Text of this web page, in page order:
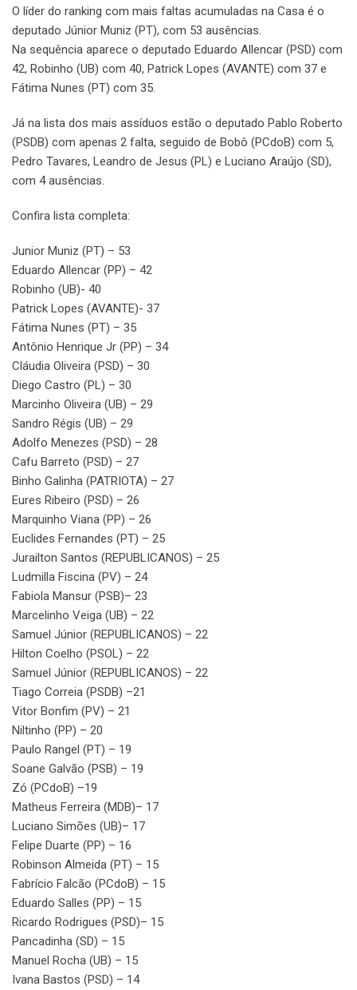
O líder do ranking com mais faltas acumuladas na Casa é o
deputado Júnior Muniz (PT), com 53 ausências.
Na sequência aparece o deputado Eduardo Allencar (PSD) com
42, Robinho (UB) com 40, Patrick Lopes (AVANTE) com 37 e
Fátima Nunes (PT) com 35.
Já na lista dos mais assíduos estão o deputado Pablo Roberto
(PSDB) com apenas 2 falta, seguido de Bobô (PCdoB) com 5,
Pedro Tavares, Leandro de Jesus (PL) e Luciano Araújo (SD),
com 4 ausências.
Confira lista completa:
Junior Muniz (PT) – 53
Eduardo Allencar (PP) – 42
Robinho (UB)- 40
Patrick Lopes (AVANTE)- 37
Fátima Nunes (PT) – 35
Antônio Henrique Jr (PP) – 34
Cláudia Oliveira (PSD) – 30
Diego Castro (PL) – 30
Marcinho Oliveira (UB) – 29
Sandro Régis (UB) – 29
Adolfo Menezes (PSD) – 28
Cafu Barreto (PSD) – 27
Binho Galinha (PATRIOTA) – 27
Eures Ribeiro (PSD) – 26
Marquinho Viana (PP) – 26
Euclides Fernandes (PT) – 25
Jurailton Santos (REPUBLICANOS) – 25
Ludmilla Fiscina (PV) – 24
Fabiola Mansur (PSB)– 23
Marcelinho Veiga (UB) – 22
Samuel Júnior (REPUBLICANOS) – 22
Hilton Coelho (PSOL) – 22
Samuel Júnior (REPUBLICANOS) – 22
Tiago Correia (PSDB) –21
Vitor Bonfim (PV) – 21
Niltinho (PP) – 20
Paulo Rangel (PT) – 19
Soane Galvão (PSB) – 19
Zó (PCdoB) –19
Matheus Ferreira (MDB)– 17
Luciano Simões (UB)– 17
Felipe Duarte (PP) – 16
Robinson Almeida (PT) – 15
Fabrício Falcão (PCdoB) – 15
Eduardo Salles (PP) – 15
Ricardo Rodrigues (PSD)– 15
Pancadinha (SD) – 15
Manuel Rocha (UB) – 15
Ivana Bastos (PSD) – 14